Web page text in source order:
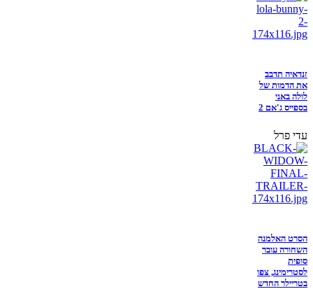
זנדאיה תדבב
את הדמות של
לולה באני
בספייס ג'אם 2
עדי פרל
הסרט האלמנה
השחורה עובר
סופית
לסטרימינג, צפו
בטריילר החדש